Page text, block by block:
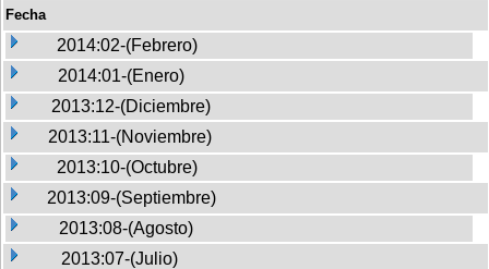
Fecha
2014:02-(Febrero)
2014:01-(Enero)
2013:12-(Diciembre)
2013:11-(Noviembre)
2013:10-(Octubre)
2013:09-(Septiembre)
2013:08-(Agosto)
2013:07-(Julio)